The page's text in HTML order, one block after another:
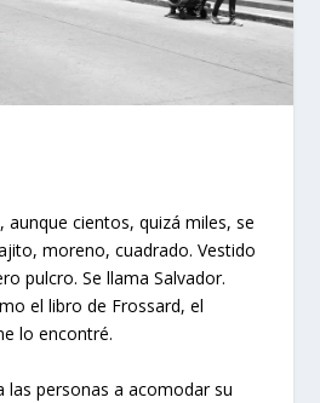
aunque cientos, quizá miles, se
moreno, cuadrado. Vestido
pulcro. Se llama Salvador.
el libro de Frossard, el
lo encontré.
las personas a acomodar su